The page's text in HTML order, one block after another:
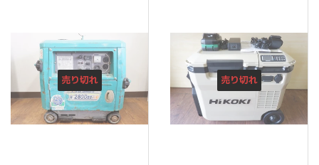
売り切れ 売り切れ